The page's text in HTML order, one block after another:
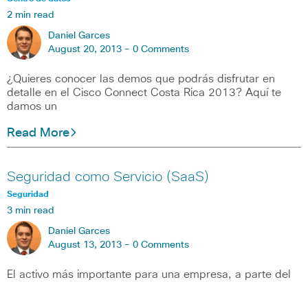
2 min read
Daniel Garces
August 20, 2013 - 0 Comments
¿Quieres conocer las demos que podrás disfrutar en
detalle en el Cisco Connect Costa Rica 2013? Aquí te
damos un
Read More
Seguridad como Servicio (SaaS)
Seguridad
3 min read
Daniel Garces
August 13, 2013 - 0 Comments
El activo más importante para una empresa, a parte del